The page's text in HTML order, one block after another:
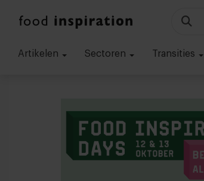
Artikelen Sectoren Transities